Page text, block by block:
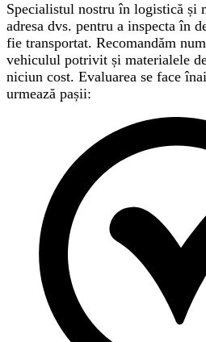
Specialistul nostru în logistică și
adresa dvs. pentru a inspecta în
fie transportat. Recomandăm
vehiculul potrivit și materialele
niciun cost. Evaluarea se face
urmează pașii: